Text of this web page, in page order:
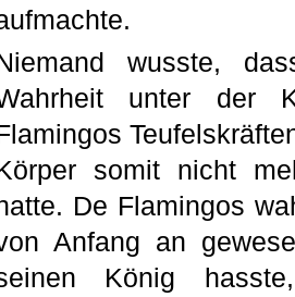
wusste,
unter der
somit nicht
De Flamingos
Anfang an
König